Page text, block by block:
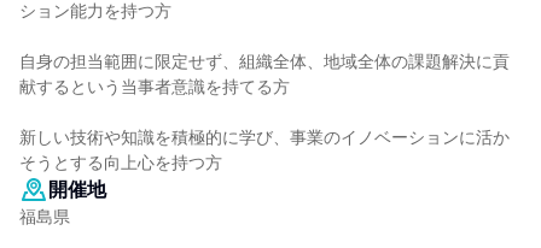
ション能力を持つ方
自身の担当範囲に限定せず、組織全体、地域全体の課題解決に貢
献するという当事者意識を持てる方
新しい技術や知識を積極的に学び、事業のイノベーションに活か
そうとする向上心を持つ方
開催地
福島県